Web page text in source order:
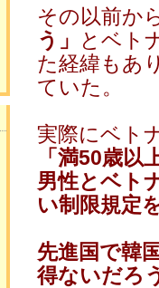
その以前か
う」
とベト
た経緯もあ
ていた。
実際にベト
「満50歳
男性とベト
い制限規定
先進国で韓
得ないだろ